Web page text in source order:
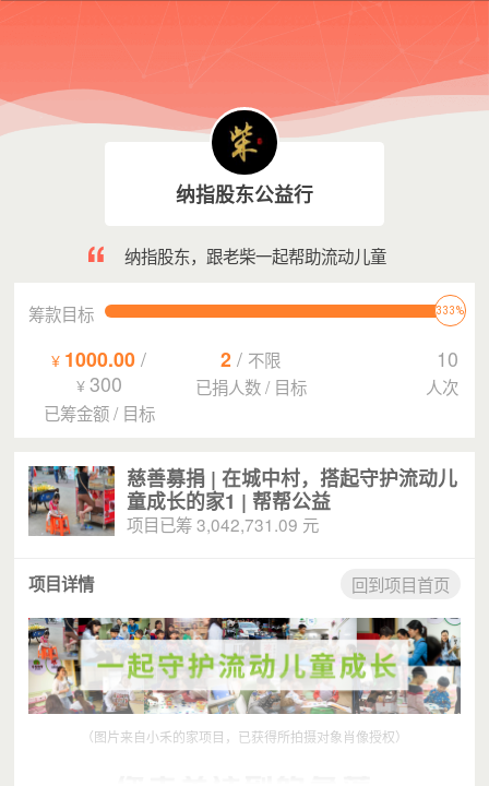
纳指股东公益行
纳指股东，跟老柴一起帮助流动儿童
筹款目标 333%
¥ 1000.00 /
¥ 300
已筹金额/ 目标
2 / 不限
已捐人数/ 目标
10
人次
慈善募捐 | 在城中村，搭起守护流动儿
童成长的家1 | 帮帮公益
项目已筹 3,042,731.09 元
项目详情 回到项目首页
（图片来自小禾的家项目，已获得所拍摄对象肖像授权）